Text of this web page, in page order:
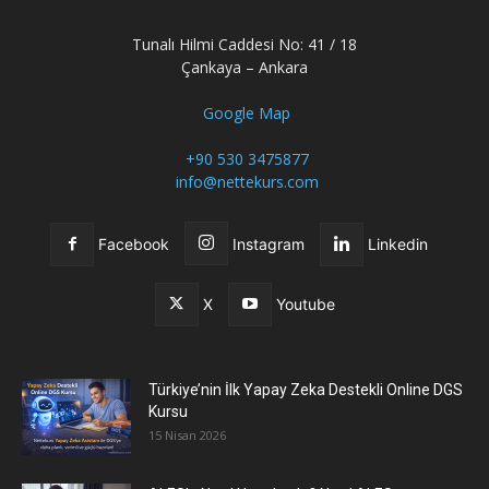
Tunalı Hilmi Caddesi No: 41 / 18
Çankaya – Ankara
Google Map
+90 530 3475877
info@nettekurs.com
Facebook Instagram Linkedin
X Youtube
Türkiye’nin İlk Yapay Zeka Destekli Online DGS
Kursu
15 Nisan 2026